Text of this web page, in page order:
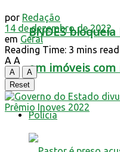
BNDES
em imóveis
Polícia
por Redação
14 de dezembro de 2022
em Geral
Reading Time: 3 mins read
A A
A
A
Reset